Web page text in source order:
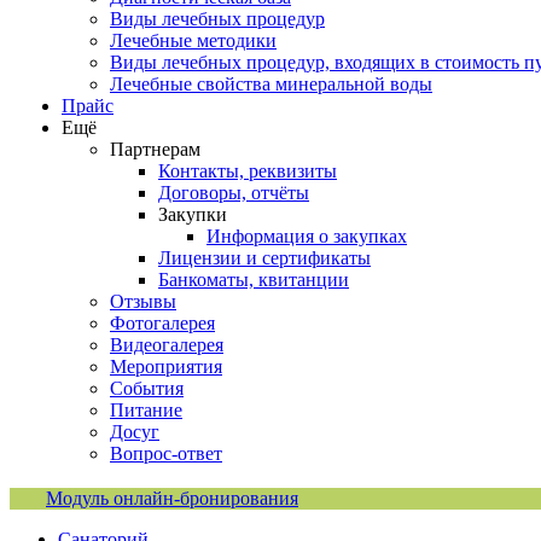
Виды лечебных процедур
Лечебные методики
Виды лечебных процедур, входящих в стоимость
Лечебные свойства минеральной воды
Прайс
Ещё
Партнерам
Контакты, реквизиты
Договоры, отчёты
Закупки
Информация о закупках
Лицензии и сертификаты
Банкоматы, квитанции
Отзывы
Фотогалерея
Видеогалерея
Мероприятия
События
Питание
Досуг
Вопрос-ответ
Модуль онлайн-бронирования